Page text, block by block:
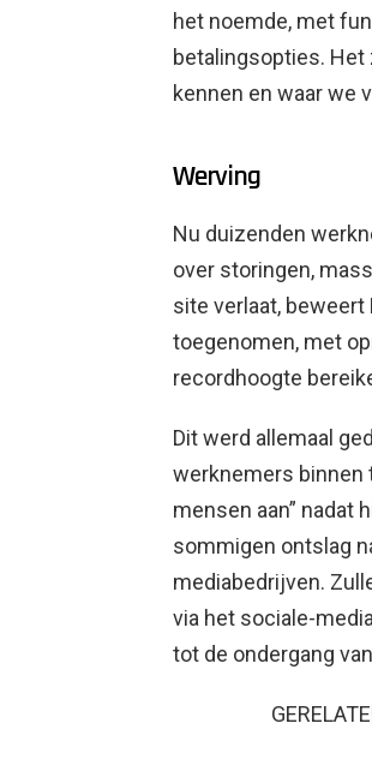
het noemde, met
betalingsopties.
kennen en waar we
Werving
Nu duizenden
over storingen,
site verlaat,
toegenomen, met
recordhoogte
Dit werd allemaal
werknemers binnen
mensen aan” nadat
sommigen ontslag
mediabedrijven.
via het sociale-
tot de ondergang